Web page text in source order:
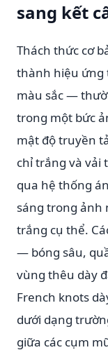
sang kết
Thách thức cơ
thành hiệu ứng
màu sắc —
trong một bức
mật độ truyền
chỉ trắng và vải
qua hệ thống
sáng trong ảnh
trắng cụ thể.
— bóng sâu,
vùng thêu dày
French knots
dưới dạng
giữa các cụm